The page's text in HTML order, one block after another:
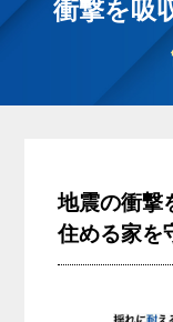
衝撃を吸
地震の衝撃
住める家を